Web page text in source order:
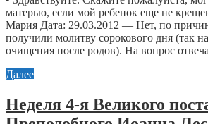
матерью, если мой ребенок еще не
Мария Дата: 29.03.2012 — Нет, по
получили молитву сорокового дня (так
очищения после родов). На вопрос
Далее
Неделя 4-я Великого